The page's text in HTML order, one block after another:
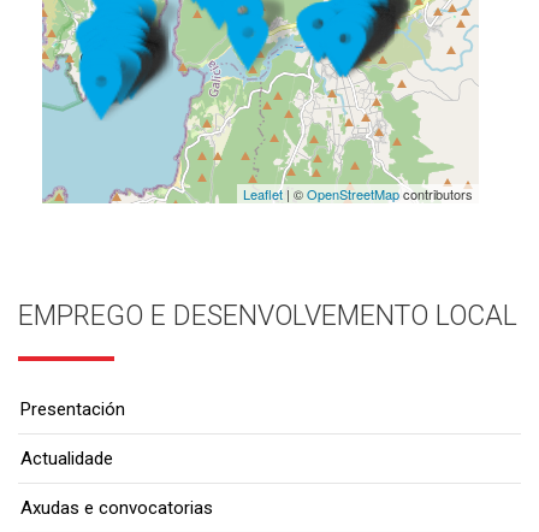
Leaflet| ©OpenStreetMapcontributors
EMPREGO E DESENVOLVEMENTO LOCAL
Presentación
Actualidade
Axudas e convocatorias